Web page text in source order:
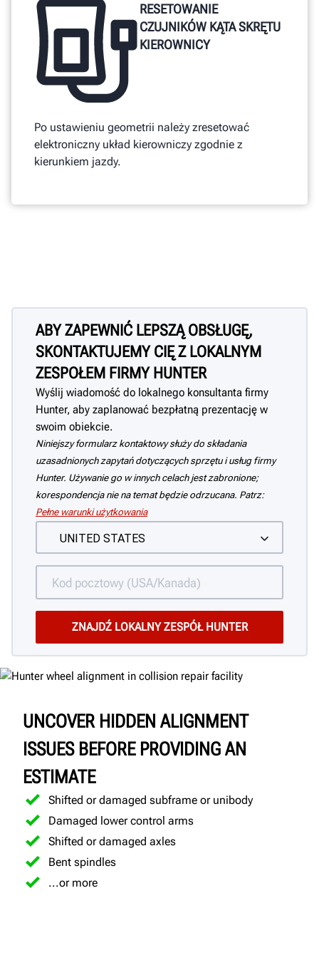
RESETOWANIE
CZUJNIKÓW KĄTA SKRĘTU
KIEROWNICY
Po ustawieniu geometrii należy zresetować
elektroniczny układ kierowniczy zgodnie z
kierunkiem jazdy.
ABY ZAPEWNIĆ LEPSZĄ OBSŁUGĘ,
SKONTAKTUJEMY CIĘ Z LOKALNYM
ZESPOŁEM FIRMY HUNTER
Wyślij wiadomość do lokalnego konsultanta firmy
Hunter, aby zaplanować bezpłatną prezentację w
swoim obiekcie.
Niniejszy formularz kontaktowy służy do składania
uzasadnionych zapytań dotyczących sprzętu i usług firmy
Hunter. Używanie go w innych celach jest zabronione;
korespondencja nie na temat będzie odrzucana. Patrz:
Pełne warunki użytkowania
UNCOVER HIDDEN ALIGNMENT
ISSUES BEFORE PROVIDING AN
ESTIMATE
Shifted or damaged subframe or unibody
Damaged lower control arms
Shifted or damaged axles
Bent spindles
...or more